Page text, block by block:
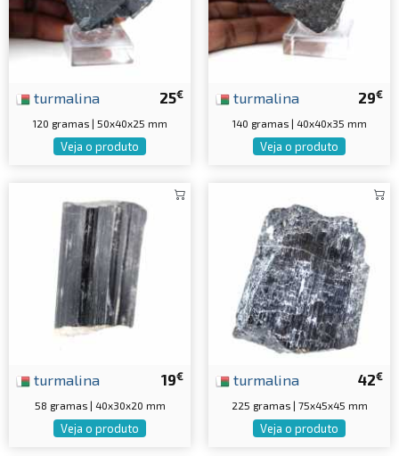
25€
turmalina
120 gramas | 50x40x25 mm
Veja o produto
29€
turmalina
140 gramas | 40x40x35 mm
Veja o produto
19€
turmalina
58 gramas | 40x30x20 mm
Veja o produto
42€
turmalina
225 gramas | 75x45x45 mm
Veja o produto